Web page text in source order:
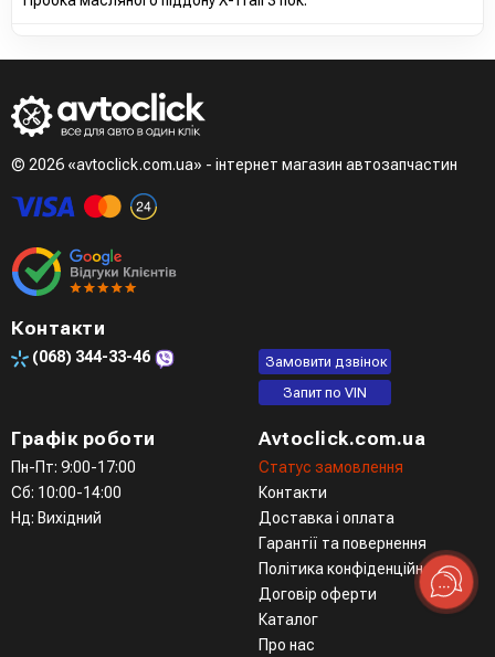
© 2026 «avtoclick.com.ua» - інтернет магазин автозапчастин
Контакти
(068) 344-33-46
Замовити дзвінок
Запит по VIN
Графік роботи
Пн-Пт: 9:00-17:00
Сб: 10:00-14:00
Нд: Вихідний
Avtoclick.com.ua
Статус замовлення
Контакти
Доставка і оплата
Гарантії та повернення
Політика конфіденційності
Договір оферти
Каталог
Про нас